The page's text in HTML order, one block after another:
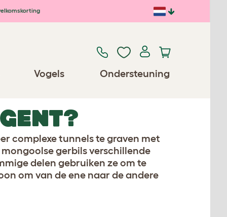
Vogels Ondersteuning
complexe tunnels te graven met
gerbils verschillende
delen gebruiken ze om te
om van de ene naar de andere